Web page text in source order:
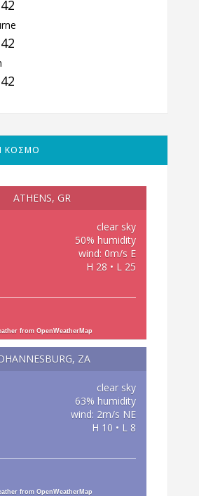
ΚΟΣΜΟ
ATHENS, GR
clear sky
50% humidity
wind: 0m/s E
H 28 • L 25
from OpenWeatherMap
ZA
clear sky
63% humidity
wind: 2m/s NE
H 10 • L 8
from OpenWeatherMap